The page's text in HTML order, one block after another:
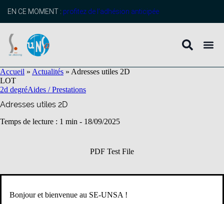
principal
EN CE MOMENT : profitez de l’adhésion anticipée
Accueil » Actualités » Adresses utiles 2D
LOT
2d degréAides / Prestations
Adresses utiles 2D
Temps de lecture : 1 min - 18/09/2025
PDF Test File
Bonjour et bienvenue au SE-UNSA !